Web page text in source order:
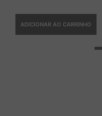
ADICIONAR AO CARRINHO